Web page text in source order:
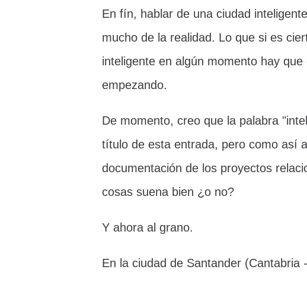
En fín, hablar de una ciudad
mucho de la realidad. Lo que si es
inteligente en algún momento hay
empezando.
De momento, creo que la palabra
título de esta entrada, pero como así
documentación de los proyectos
cosas suena bien ¿o no?
Y ahora al grano.
En la ciudad de Santander